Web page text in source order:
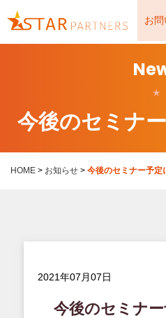
お
★
今後のセミナ
HOME > お知らせ > 今後のセミナー予定
2021年07月07日
今後のセミナ